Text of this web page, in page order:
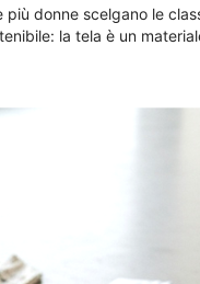
donne scelgano le
la tela è un